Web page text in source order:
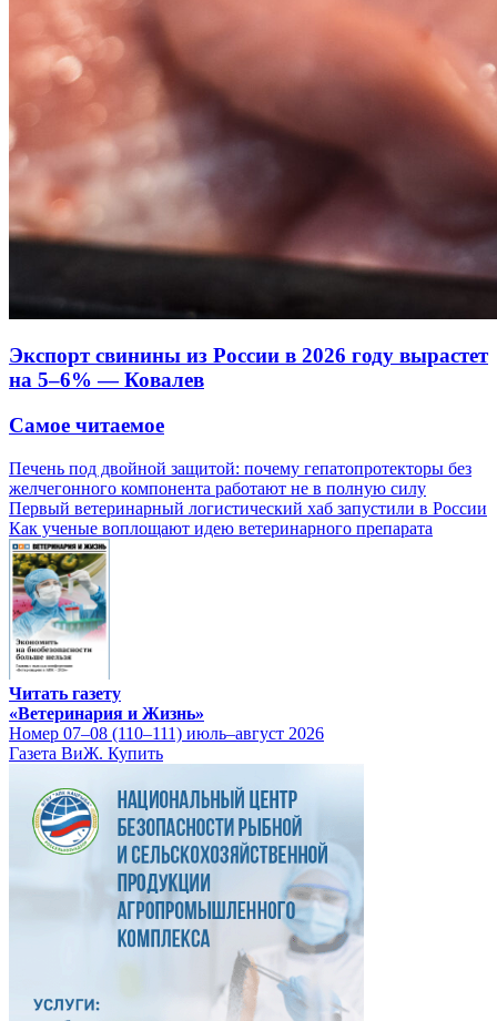
Экспорт свинины из России в 2026 году вырастет
на 5–6% — Ковалев
Самое читаемое
Печень под двойной защитой: почему гепатопротекторы без
желчегонного компонента работают не в полную силу
Первый ветеринарный логистический хаб запустили в России
Как ученые воплощают идею ветеринарного препарата
Читать газету
«Ветеринария и Жизнь»
Номер 07–08 (110–111) июль–август 2026
Газета ВиЖ. Купить